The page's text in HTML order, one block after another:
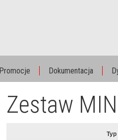
Promocje Dokumentacja
Zestaw
Typ